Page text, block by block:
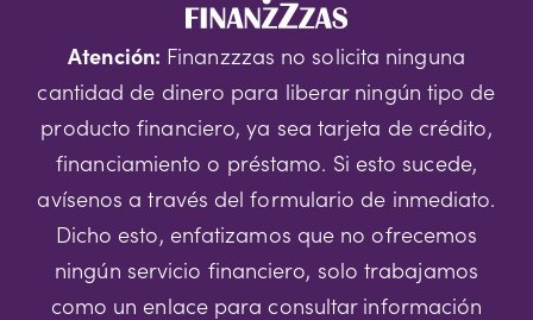
Atención: Finanzzzas no solicita ninguna
cantidad de dinero para liberar ningún tipo de
producto financiero, ya sea tarjeta de crédito,
financiamiento o préstamo. Si esto sucede,
avísenos a través del formulario de inmediato.
Dicho esto, enfatizamos que no ofrecemos
ningún servicio financiero, solo trabajamos
como un enlace para consultar información